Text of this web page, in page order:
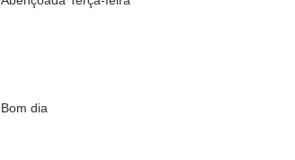
Bom dia